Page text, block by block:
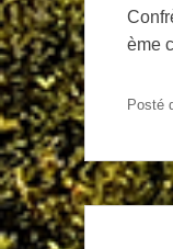
ème
Posté